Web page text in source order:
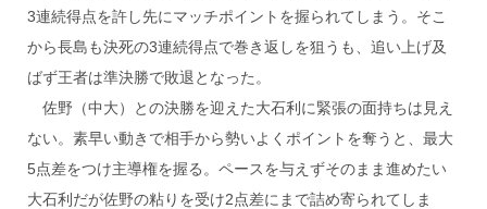
3連続得点を許し先にマッチポイントを握られてしまう。そこ
から長島も決死の3連続得点で巻き返しを狙うも、追い上げ及
ばず王者は準決勝で敗退となった。
佐野（中大）との決勝を迎えた大石利に緊張の面持ちは見え
ない。素早い動きで相手から勢いよくポイントを奪うと、最大
5点差をつけ主導権を握る。ペースを与えずそのまま進めたい
大石利だが佐野の粘りを受け2点差にまで詰め寄られてしま